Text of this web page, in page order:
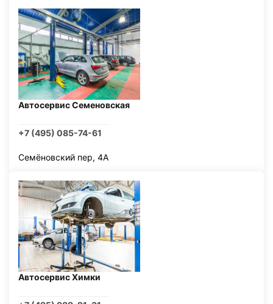
Автосервис Семеновская
+7 (495) 085-74-61
Семёновский пер, 4А
Автосервис Химки